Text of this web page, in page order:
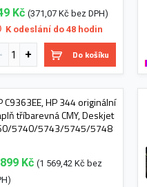
Kč (371,07 Kč bez DPH)
K odeslání do 48 hodin
Do košíku
C9363EE, HP 344 originální
tříbarevná CMY, Deskjet
5740/5743/5745/5748
Kč (1 569,42 Kč bez